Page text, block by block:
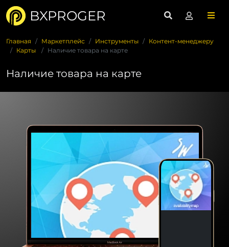
BXPROGER
Главная Маркетплейс Инструменты
Контент-менеджеру
Карты
Наличие товара на карте
Наличие товара на карте